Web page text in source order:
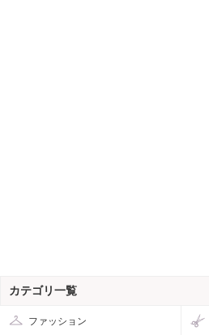
カテゴリ一覧
ファッション